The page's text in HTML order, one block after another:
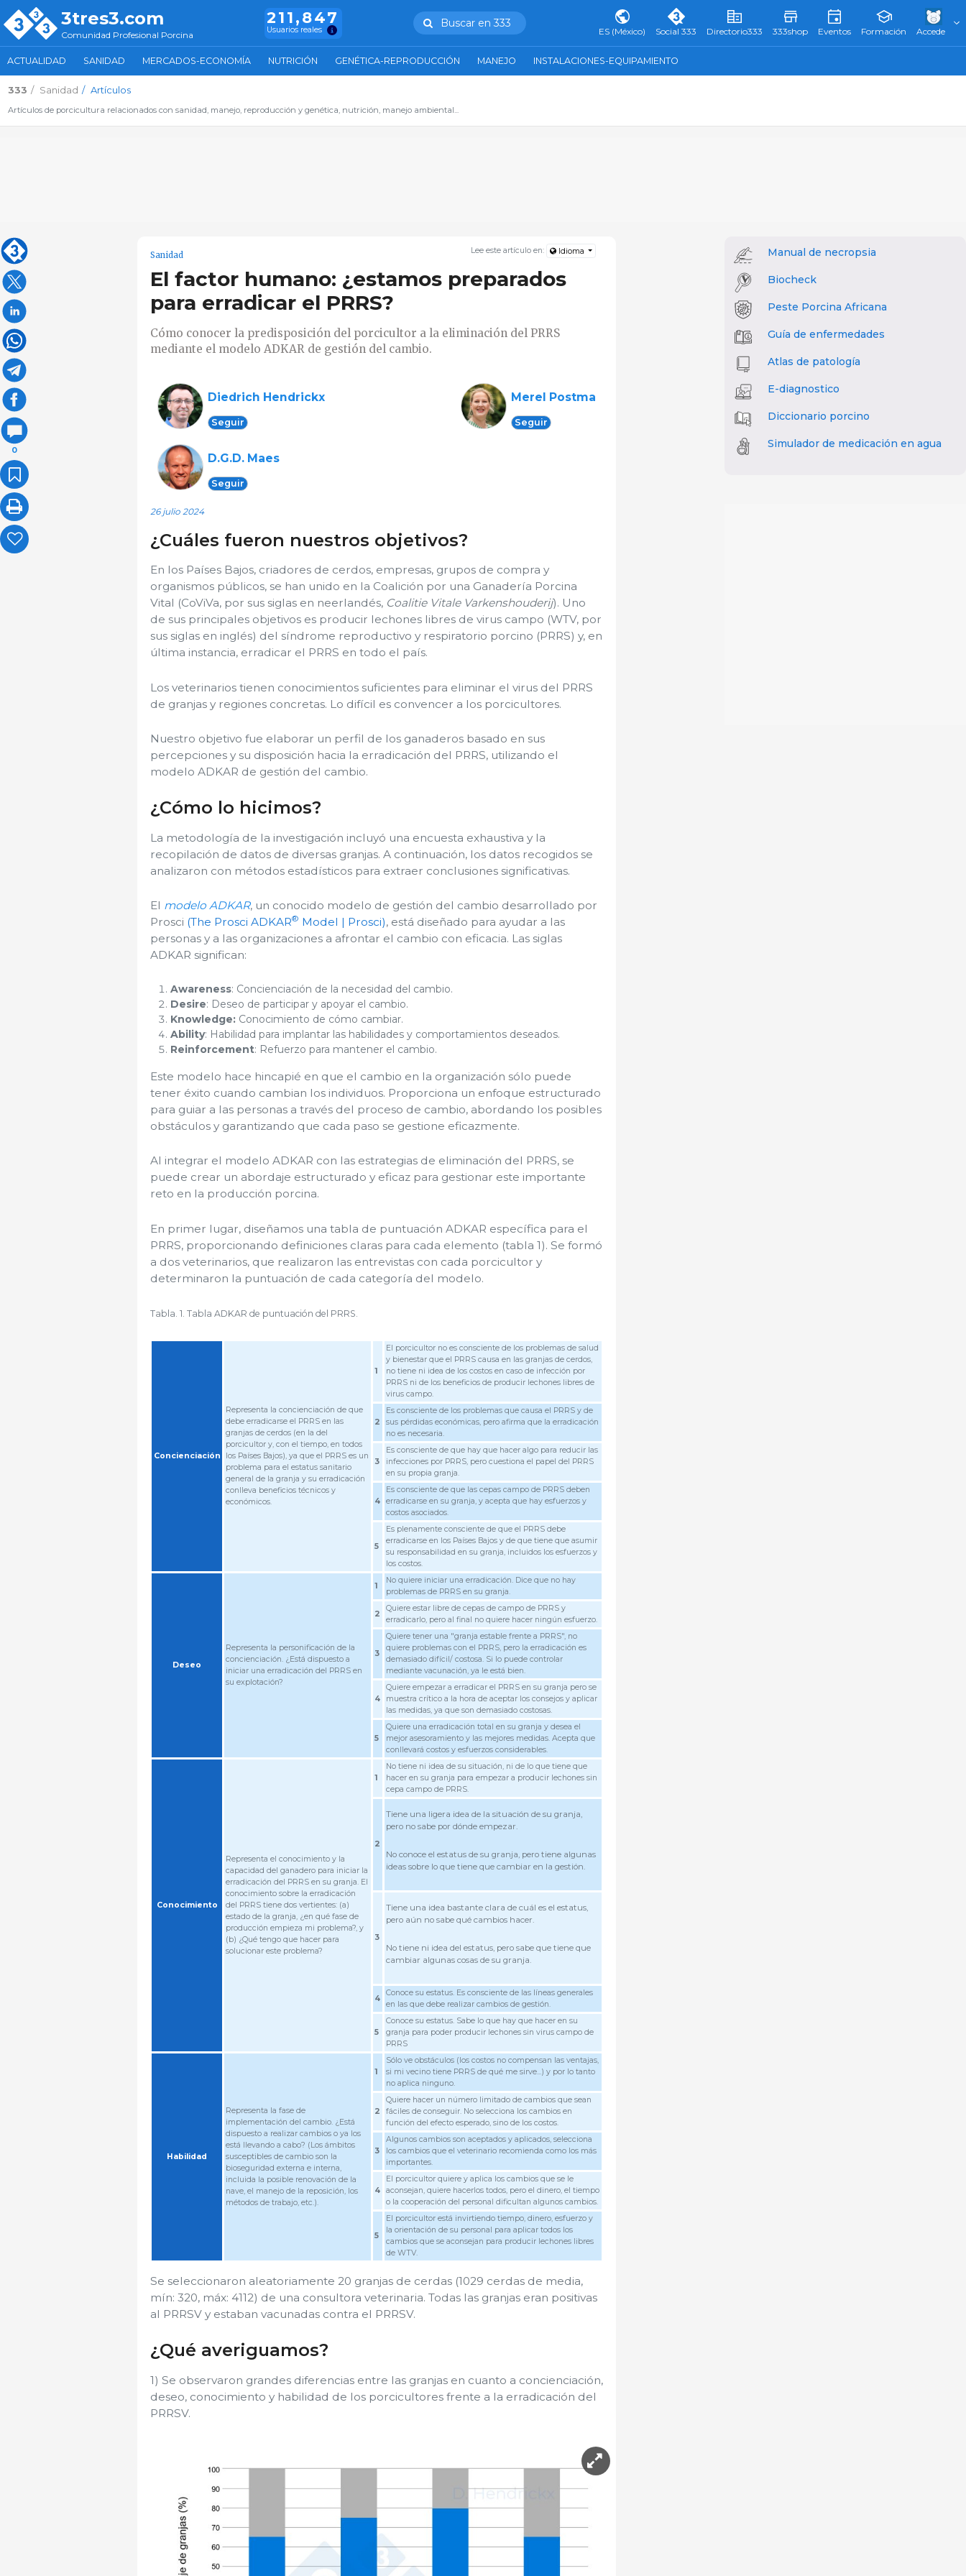
3tres3.com
Comunidad Profesional Porcina
211,847
Usuarios reales
Buscar en 333
ES (México) Social 333 Directorio333 333shop Eventos Formación Accede
ACTUALIDAD SANIDAD MERCADOS-ECONOMÍA NUTRICIÓN GENÉTICA-REPRODUCCIÓN MANEJO INSTALACIONES-EQUIPAMIENTO
333 Sanidad Artículos
Artículos de porcicultura relacionados con sanidad, manejo, reproducción y genética, nutrición, manejo ambiental...
0
Lee este artículo en: Idioma
Sanidad
El factor humano: ¿estamos preparados
para erradicar el PRRS?
Cómo conocer la predisposición del porcicultor a la eliminación del PRRS
mediante el modelo ADKAR de gestión del cambio.
Diedrich Hendrickx
Seguir
Merel Postma
Seguir
D.G.D. Maes
Seguir
26 julio 2024
¿Cuáles fueron nuestros objetivos?
En los Países Bajos, criadores de cerdos, empresas, grupos de compra y
organismos públicos, se han unido en la Coalición por una Ganadería Porcina
Vital (CoViVa, por sus siglas en neerlandés, Coalitie Vitale Varkenshouderij). Uno
de sus principales objetivos es producir lechones libres de virus campo (WTV, por
sus siglas en inglés) del síndrome reproductivo y respiratorio porcino (PRRS) y, en
última instancia, erradicar el PRRS en todo el país.
Los veterinarios tienen conocimientos suficientes para eliminar el virus del PRRS
de granjas y regiones concretas. Lo difícil es convencer a los porcicultores.
Nuestro objetivo fue elaborar un perfil de los ganaderos basado en sus
percepciones y su disposición hacia la erradicación del PRRS, utilizando el
modelo ADKAR de gestión del cambio.
¿Cómo lo hicimos?
La metodología de la investigación incluyó una encuesta exhaustiva y la
recopilación de datos de diversas granjas. A continuación, los datos recogidos se
analizaron con métodos estadísticos para extraer conclusiones significativas.
El modelo ADKAR, un conocido modelo de gestión del cambio desarrollado por
Prosci (The Prosci ADKAR® Model | Prosci), está diseñado para ayudar a las
personas y a las organizaciones a afrontar el cambio con eficacia. Las siglas
ADKAR significan:
Awareness: Concienciación de la necesidad del cambio.
Desire: Deseo de participar y apoyar el cambio.
Knowledge: Conocimiento de cómo cambiar.
Ability: Habilidad para implantar las habilidades y comportamientos deseados.
Reinforcement: Refuerzo para mantener el cambio.
Este modelo hace hincapié en que el cambio en la organización sólo puede
tener éxito cuando cambian los individuos. Proporciona un enfoque estructurado
para guiar a las personas a través del proceso de cambio, abordando los posibles
obstáculos y garantizando que cada paso se gestione eficazmente.
Al integrar el modelo ADKAR con las estrategias de eliminación del PRRS, se
puede crear un abordaje estructurado y eficaz para gestionar este importante
reto en la producción porcina.
En primer lugar, diseñamos una tabla de puntuación ADKAR específica para el
PRRS, proporcionando definiciones claras para cada elemento (tabla 1). Se formó
a dos veterinarios, que realizaron las entrevistas con cada porcicultor y
determinaron la puntuación de cada categoría del modelo.
Tabla. 1. Tabla ADKAR de puntuación del PRRS.
Concienciación
Representa la concienciación de que
debe erradicarse el PRRS en las
granjas de cerdos (en la del
porcicultor y, con el tiempo, en todos
los Países Bajos), ya que el PRRS es un
problema para el estatus sanitario
general de la granja y su erradicación
conlleva beneficios técnicos y
económicos.
1
El porcicultor no es consciente de los problemas de salud
y bienestar que el PRRS causa en las granjas de cerdos,
no tiene ni idea de los costos en caso de infección por
PRRS ni de los beneficios de producir lechones libres de
virus campo.
2
Es consciente de los problemas que causa el PRRS y de
sus pérdidas económicas, pero afirma que la erradicación
no es necesaria.
3
Es consciente de que hay que hacer algo para reducir las
infecciones por PRRS, pero cuestiona el papel del PRRS
en su propia granja.
4
Es consciente de que las cepas campo de PRRS deben
erradicarse en su granja, y acepta que hay esfuerzos y
costos asociados.
5
Es plenamente consciente de que el PRRS debe
erradicarse en los Países Bajos y de que tiene que asumir
su responsabilidad en su granja, incluidos los esfuerzos y
los costos.
Deseo
Representa la personificación de la
concienciación. ¿Está dispuesto a
iniciar una erradicación del PRRS en
su explotación?
1
No quiere iniciar una erradicación. Dice que no hay
problemas de PRRS en su granja.
2
Quiere estar libre de cepas de campo de PRRS y
erradicarlo, pero al final no quiere hacer ningún esfuerzo.
3
Quiere tener una "granja estable frente a PRRS", no
quiere problemas con el PRRS, pero la erradicación es
demasiado difícil/ costosa. Si lo puede controlar
mediante vacunación, ya le está bien.
4
Quiere empezar a erradicar el PRRS en su granja pero se
muestra crítico a la hora de aceptar los consejos y aplicar
las medidas, ya que son demasiado costosas.
5
Quiere una erradicación total en su granja y desea el
mejor asesoramiento y las mejores medidas. Acepta que
conllevará costos y esfuerzos considerables.
Conocimiento
Representa el conocimiento y la
capacidad del ganadero para iniciar la
erradicación del PRRS en su granja. El
conocimiento sobre la erradicación
del PRRS tiene dos vertientes: (a)
estado de la granja, ¿en qué fase de
producción empieza mi problema?, y
(b) ¿Qué tengo que hacer para
solucionar este problema?
1
No tiene ni idea de su situación, ni de lo que tiene que
hacer en su granja para empezar a producir lechones sin
cepa campo de PRRS.
2
Tiene una ligera idea de la situación de su granja,
pero no sabe por dónde empezar.
No conoce el estatus de su granja, pero tiene algunas
ideas sobre lo que tiene que cambiar en la gestión.
3
Tiene una idea bastante clara de cuál es el estatus,
pero aún no sabe qué cambios hacer.
No tiene ni idea del estatus, pero sabe que tiene que
cambiar algunas cosas de su granja.
4
Conoce su estatus. Es consciente de las líneas generales
en las que debe realizar cambios de gestión.
5
Conoce su estatus. Sabe lo que hay que hacer en su
granja para poder producir lechones sin virus campo de
PRRS
Habilidad
Representa la fase de
implementación del cambio. ¿Está
dispuesto a realizar cambios o ya los
está llevando a cabo? (Los ámbitos
susceptibles de cambio son la
bioseguridad externa e interna,
incluida la posible renovación de la
nave, el manejo de la reposición, los
métodos de trabajo, etc.).
1
Sólo ve obstáculos (los costos no compensan las ventajas,
si mi vecino tiene PRRS de qué me sirve...) y por lo tanto
no aplica ninguno.
2
Quiere hacer un número limitado de cambios que sean
fáciles de conseguir. No selecciona los cambios en
función del efecto esperado, sino de los costos.
3
Algunos cambios son aceptados y aplicados, selecciona
los cambios que el veterinario recomienda como los más
importantes.
4
El porcicultor quiere y aplica los cambios que se le
aconsejan, quiere hacerlos todos, pero el dinero, el tiempo
o la cooperación del personal dificultan algunos cambios.
5
El porcicultor está invirtiendo tiempo, dinero, esfuerzo y
la orientación de su personal para aplicar todos los
cambios que se aconsejan para producir lechones libres
de WTV.
Se seleccionaron aleatoriamente 20 granjas de cerdas (1029 cerdas de media,
mín: 320, máx: 4112) de una consultora veterinaria. Todas las granjas eran positivas
al PRRSV y estaban vacunadas contra el PRRSV.
¿Qué averiguamos?
1) Se observaron grandes diferencias entre las granjas en cuanto a concienciación,
deseo, conocimiento y habilidad de los porcicultores frente a la erradicación del
PRRSV.
Manual de necropsia
Biocheck
Peste Porcina Africana
Guía de enfermedades
Atlas de patología
E-diagnostico
Diccionario porcino
Simulador de medicación en agua